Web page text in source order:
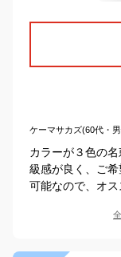
ケーマサカズ(60代・
カラーが３色の
級感が良く、ご
可能なので、オス